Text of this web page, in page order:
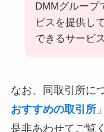
DMMグループ
ビスを提供し
できるサービ
なお、同取引所に
おすすめの取引所
是非あわせてご覧